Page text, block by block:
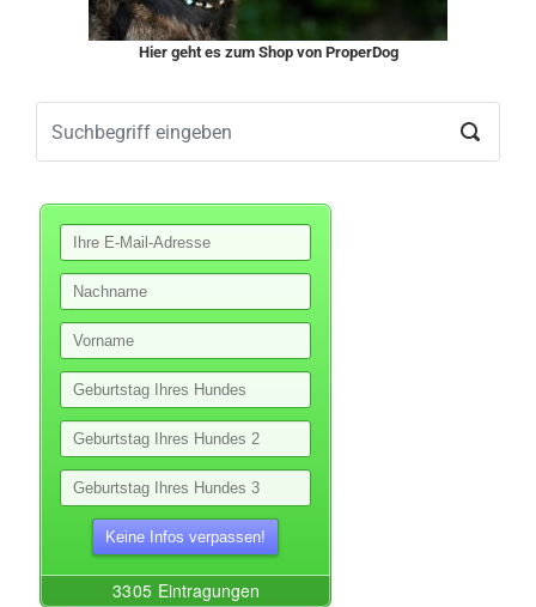
Hier geht es zum Shop von ProperDog